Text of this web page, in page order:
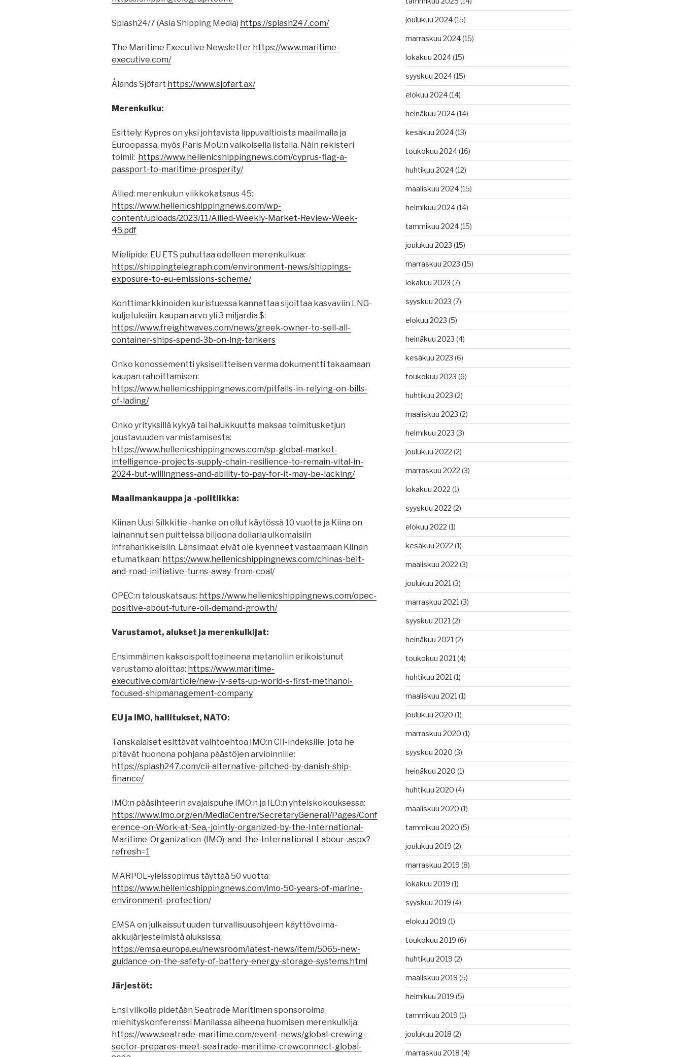
Splash24/7 (Asia Shipping Media) https://splash247.com/
The Maritime Executive Newsletter https://www.maritime-
executive.com/
Ålands Sjöfart https://www.sjofart.ax/
Merenkulku:
Esittely: Kypros on yksi johtavista lippuvaltioista maailmalla ja
Euroopassa, myös Paris MoU:n valkoisella listalla. Näin rekisteri
toimii: https://www.hellenicshippingnews.com/cyprus-flag-a-
passport-to-maritime-prosperity/
Allied: merenkulun viikkokatsaus 45:
https://www.hellenicshippingnews.com/wp-
content/uploads/2023/11/Allied-Weekly-Market-Review-Week-
45.pdf
Mielipide: EU ETS puhuttaa edelleen merenkulkua:
https://shippingtelegraph.com/environment-news/shippings-
exposure-to-eu-emissions-scheme/
Konttimarkkinoiden kuristuessa kannattaa sijoittaa kasvaviin LNG-
kuljetuksiin, kaupan arvo yli 3 miljardia $:
https://www.freightwaves.com/news/greek-owner-to-sell-all-
container-ships-spend-3b-on-lng-tankers
Onko konossementti yksiselitteisen varma dokumentti takaamaan
kaupan rahoittamisen:
https://www.hellenicshippingnews.com/pitfalls-in-relying-on-bills-
of-lading/
Onko yrityksillä kykyä tai halukkuutta maksaa toimitusketjun
joustavuuden varmistamisesta:
https://www.hellenicshippingnews.com/sp-global-market-
intelligence-projects-supply-chain-resilience-to-remain-vital-in-
2024-but-willingness-and-ability-to-pay-for-it-may-be-lacking/
Maailmankauppa ja -politiikka:
Kiinan Uusi Silkkitie -hanke on ollut käytössä 10 vuotta ja Kiina on
lainannut sen puitteissa biljoona dollaria ulkomaisiin
infrahankkeisiin. Länsimaat eivät ole kyenneet vastaamaan Kiinan
etumatkaan: https://www.hellenicshippingnews.com/chinas-belt-
and-road-initiative-turns-away-from-coal/
OPEC:n talouskatsaus: https://www.hellenicshippingnews.com/opec-
positive-about-future-oil-demand-growth/
Varustamot, alukset ja merenkulkijat:
Ensimmäinen kaksoispolttoaineena metanoliin erikoistunut
varustamo aloittaa: https://www.maritime-
executive.com/article/new-jv-sets-up-world-s-first-methanol-
focused-shipmanagement-company
EU ja IMO, hallitukset, NATO:
Tanskalaiset esittävät vaihtoehtoa IMO:n CII-indeksille, jota he
pitävät huonona pohjana päästöjen arvioinnille:
https://splash247.com/cii-alternative-pitched-by-danish-ship-
finance/
IMO:n pääsihteerin avajaispuhe IMO:n ja ILO:n yhteiskokouksessa:
https://www.imo.org/en/MediaCentre/SecretaryGeneral/Pages/Conf
erence-on-Work-at-Sea,-jointly-organized-by-the-International-
Maritime-Organization-(IMO)-and-the-International-Labour-.aspx?
refresh=1
MARPOL-yleissopimus täyttää 50 vuotta:
https://www.hellenicshippingnews.com/imo-50-years-of-marine-
environment-protection/
EMSA on julkaissut uuden turvallisuusohjeen käyttövoima-
akkujärjestelmistä aluksissa:
https://emsa.europa.eu/newsroom/latest-news/item/5065-new-
guidance-on-the-safety-of-battery-energy-storage-systems.html
Järjestöt:
Ensi viikolla pidetään Seatrade Maritimen sponsoroima
miehityskonferenssi Manilassa aiheena huomisen merenkulkija:
https://www.seatrade-maritime.com/event-news/global-crewing-
sector-prepares-meet-seatrade-maritime-crewconnect-global-
joulukuu 2024(15)
marraskuu 2024(15)
lokakuu 2024(15)
syyskuu 2024(15)
elokuu 2024(14)
heinäkuu 2024(14)
kesäkuu 2024(13)
toukokuu 2024(16)
huhtikuu 2024(12)
maaliskuu 2024(15)
helmikuu 2024(14)
tammikuu 2024(15)
joulukuu 2023 (15)
marraskuu 2023 (15)
lokakuu 2023 (7)
syyskuu 2023 (7)
elokuu 2023 (5)
heinäkuu 2023 (4)
kesäkuu 2023 (6)
toukokuu 2023 (6)
huhtikuu 2023 (2)
maaliskuu 2023 (2)
helmikuu 2023 (3)
joulukuu 2022 (2)
marraskuu 2022 (3)
lokakuu 2022 (1)
syyskuu 2022 (2)
elokuu 2022 (1)
kesäkuu 2022 (1)
maaliskuu 2022 (3)
joulukuu 2021 (3)
marraskuu 2021 (3)
syyskuu 2021 (2)
heinäkuu 2021 (2)
toukokuu 2021 (4)
huhtikuu 2021 (1)
maaliskuu 2021 (1)
joulukuu 2020 (1)
marraskuu 2020 (1)
syyskuu 2020 (3)
heinäkuu 2020 (1)
huhtikuu 2020 (4)
maaliskuu 2020 (1)
tammikuu 2020 (5)
joulukuu 2019 (2)
marraskuu 2019 (8)
lokakuu 2019 (1)
syyskuu 2019 (4)
elokuu 2019 (1)
toukokuu 2019 (6)
huhtikuu 2019 (2)
maaliskuu 2019 (5)
helmikuu 2019 (5)
tammikuu 2019 (1)
joulukuu 2018 (2)
marraskuu 2018 (4)